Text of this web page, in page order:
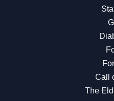
Call
The